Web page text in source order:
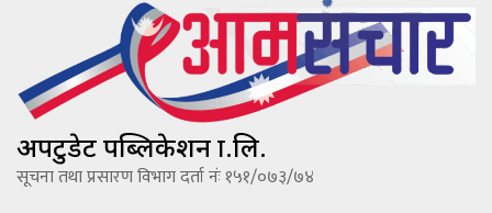
अपटुडेट पब्लिकेशन प्रा.लि.
सूचना तथा प्रसारण विभाग दर्ता नंः १५१/०७३/७४